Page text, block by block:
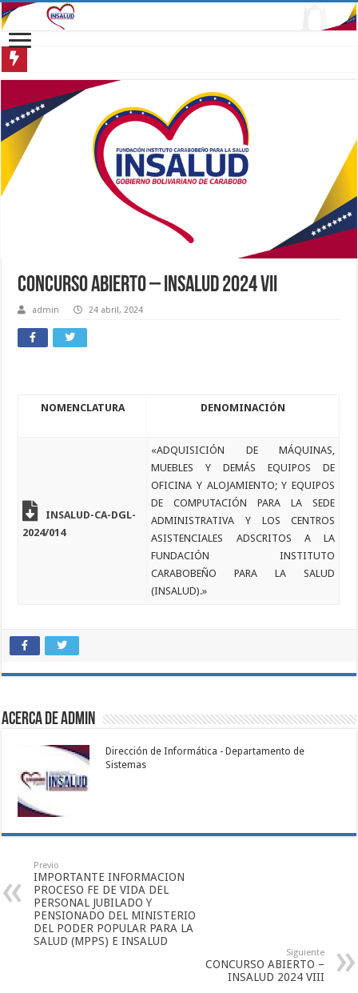
CONCURSO ABIERTO – INSALUD 2024 VII
admin 24 abril, 2024
NOMENCLATURA DENOMINACIÓN
INSALUD-CA-DGL-
2024/014
«ADQUISICIÓN DE MÁQUINAS,
MUEBLES Y DEMÁS EQUIPOS DE
OFICINA Y ALOJAMIENTO; Y EQUIPOS
DE COMPUTACIÓN PARA LA SEDE
ADMINISTRATIVA Y LOS CENTROS
ASISTENCIALES ADSCRITOS A LA
FUNDACIÓN INSTITUTO
CARABOBEÑO PARA LA SALUD
(INSALUD).»
Acerca de admin
Dirección de Informática - Departamento de
Sistemas
Previo
IMPORTANTE INFORMACION
PROCESO FE DE VIDA DEL
PERSONAL JUBILADO Y
PENSIONADO DEL MINISTERIO
DEL PODER POPULAR PARA LA
SALUD (MPPS) E INSALUD
Siguiente
CONCURSO ABIERTO –
INSALUD 2024 VIII